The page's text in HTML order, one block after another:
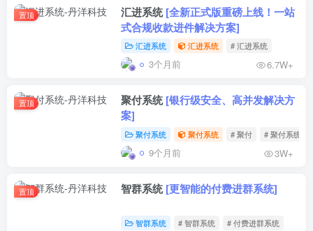
置顶 汇进系统[全新正式版重磅上线！一站
式合规收款进件解决方案]
汇进系统 汇进系统 # 汇进系统
3个月前 6.7W+
置顶 聚付系统[银行级安全、高并发解决方
案]
聚付系统 聚付系统 # 聚付 # 聚付系统
9个月前 3W+
置顶 智群系统[更智能的付费进群系统]
智群系统 # 智群系统 # 付费进群系统